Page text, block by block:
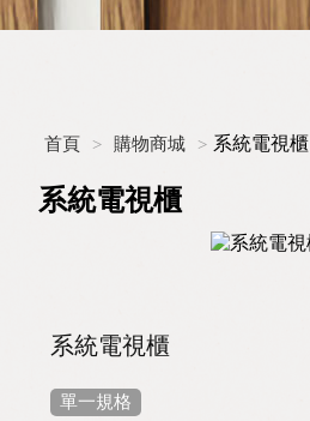
首頁 購物商城 系統電視櫃
系統電視櫃
系統電視櫃
單一規格